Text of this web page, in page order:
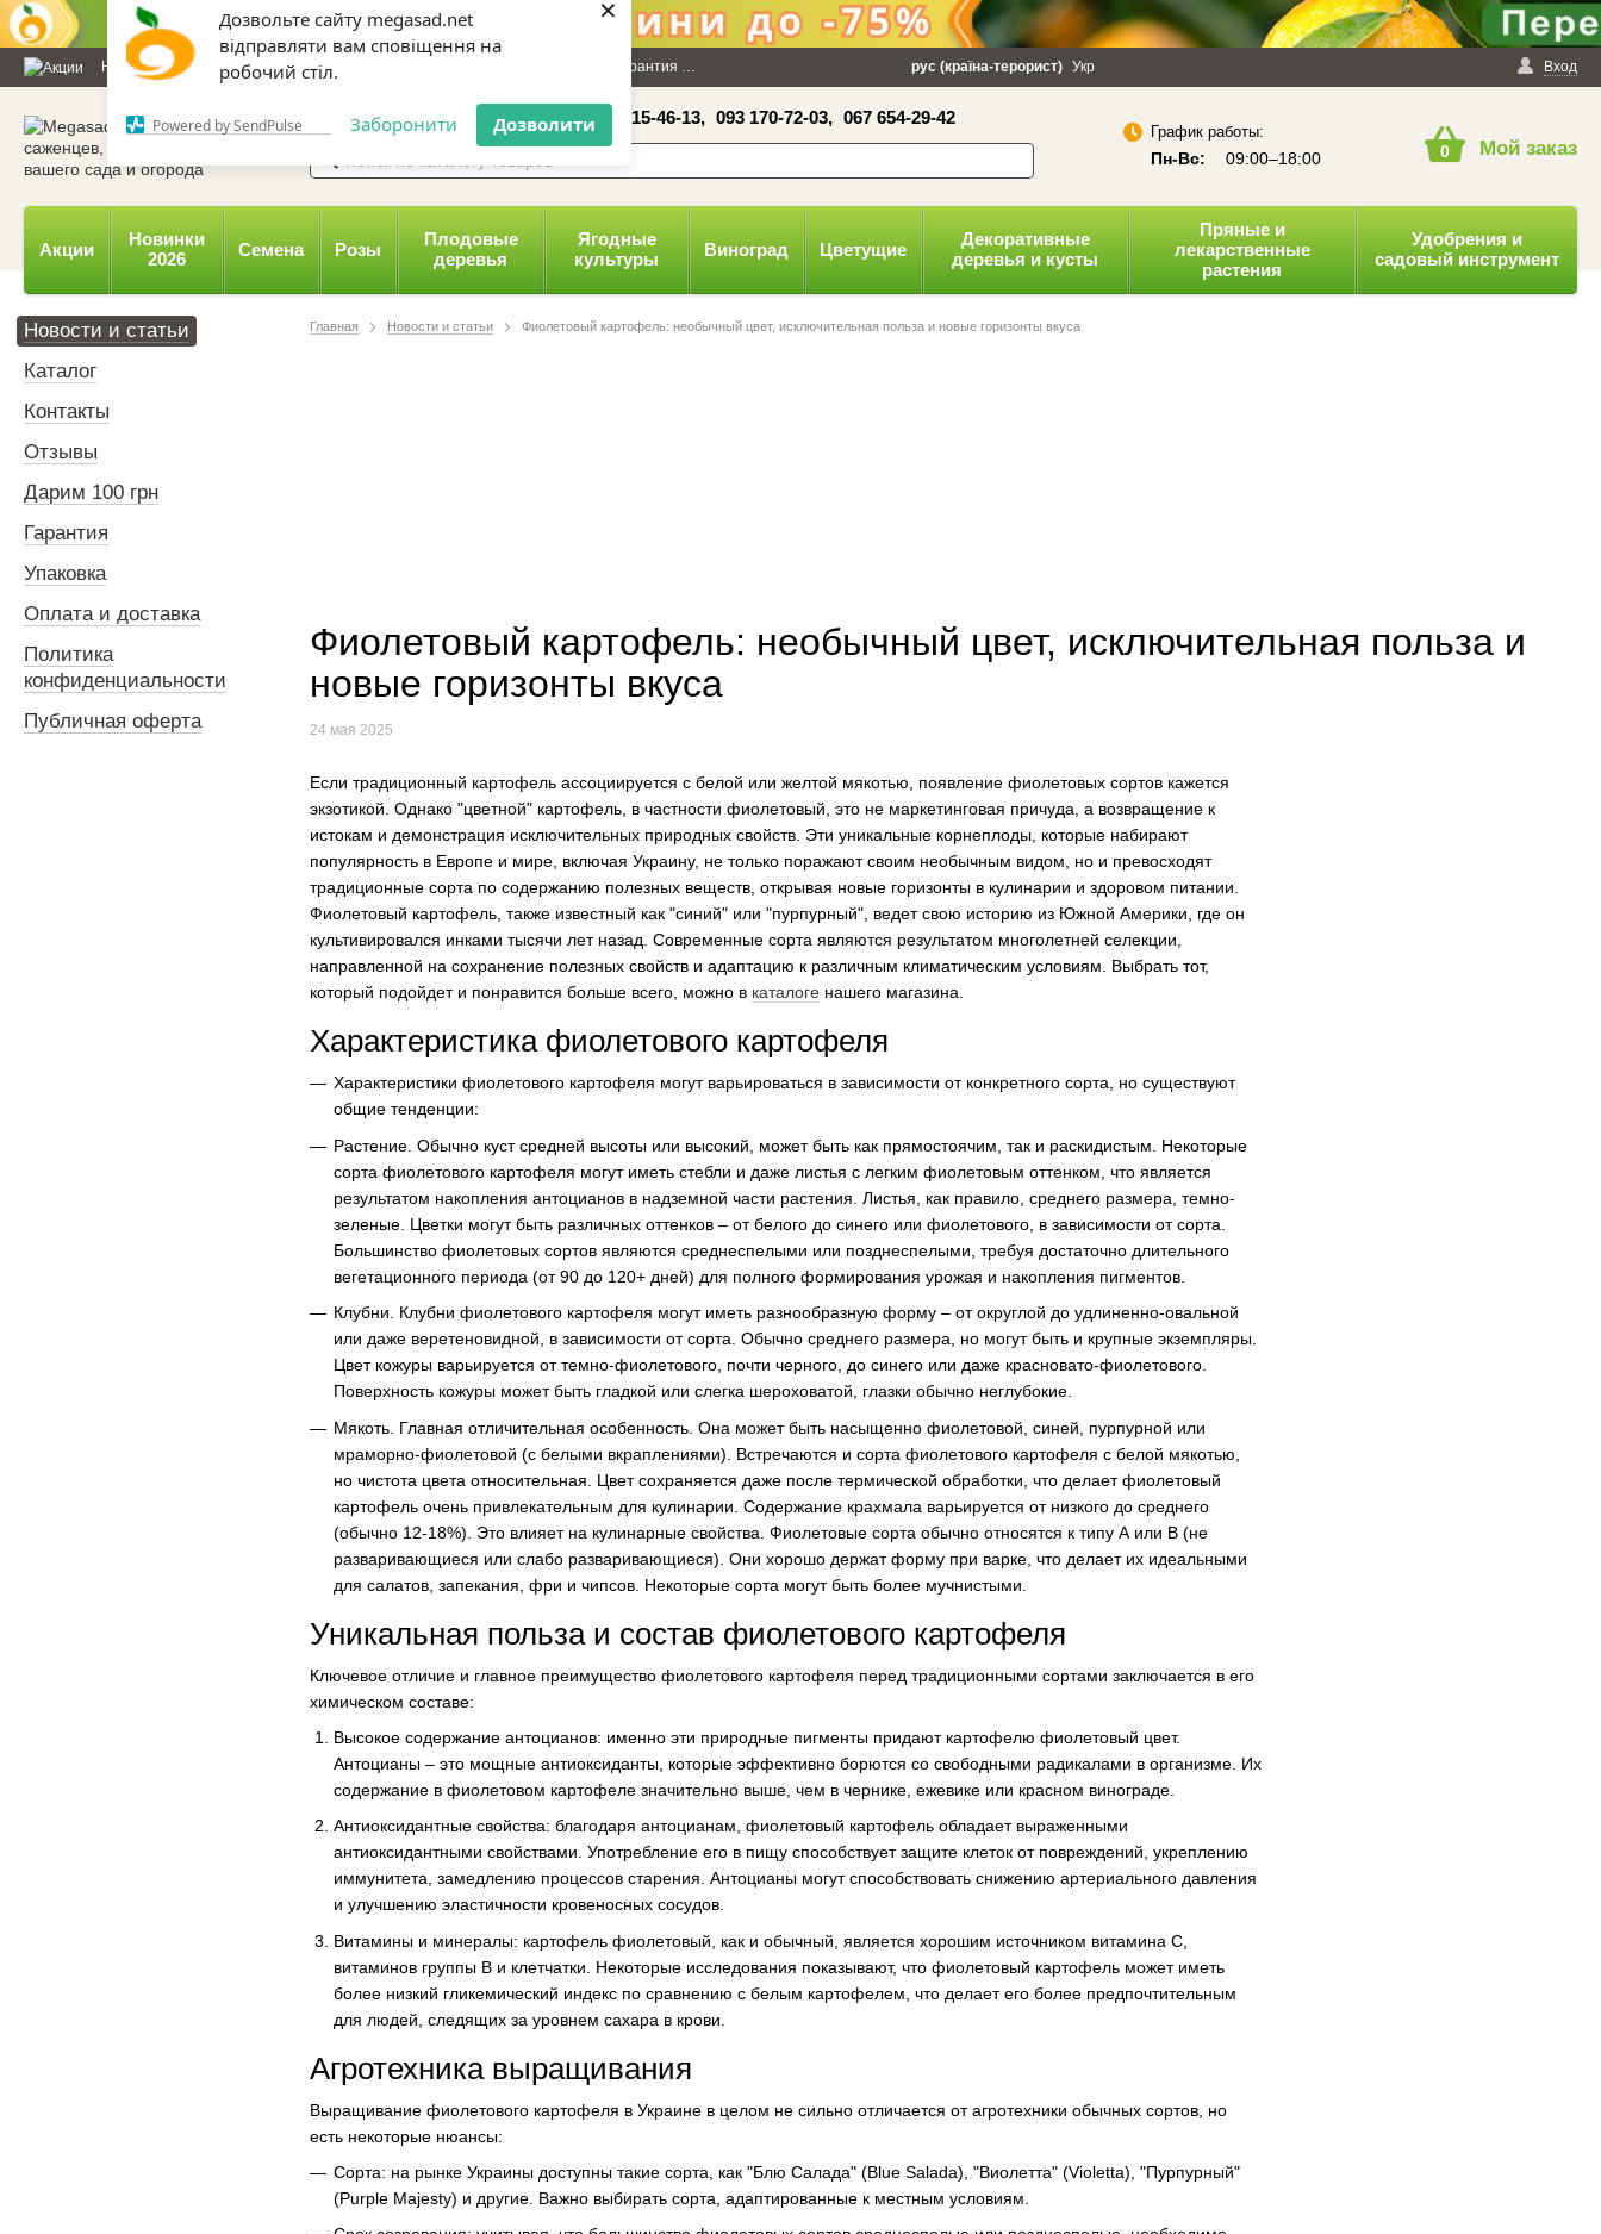
Дозвольте сайту megasad.net
відправляти вам сповіщення на
робочий стіл.
Powered by SendPulse Заборонити Дозволити
×
Новости и статьи Каталог Контакты Гарантия Оплата и доставка Политика конфиденциальности Вход
рус (країна-терорист) Укр
0 800 332-015, 067 654-16-41, 050 515-46-13, 093 170-72-03, 067 654-29-42
График работы:
Пн-Вс: 09:00–18:00 0 Мой заказ
Акции
Новинки
2026
Семена Розы
Плодовые
деревья
Ягодные
культуры
Виноград Цветущие
Декоративные
деревья и кусты
Пряные и
лекарственные
растения
Удобрения и
садовый инструмент
Главная Новости и статьи Фиолетовый картофель: необычный цвет, исключительная польза и новые горизонты вкуса
Фиолетовый картофель: необычный цвет, исключительная польза и
новые горизонты вкуса
24 мая 2025
Если традиционный картофель ассоциируется с белой или желтой мякотью, появление фиолетовых сортов кажется
экзотикой. Однако "цветной" картофель, в частности фиолетовый, это не маркетинговая причуда, а возвращение к
истокам и демонстрация исключительных природных свойств. Эти уникальные корнеплоды, которые набирают
популярность в Европе и мире, включая Украину, не только поражают своим необычным видом, но и превосходят
традиционные сорта по содержанию полезных веществ, открывая новые горизонты в кулинарии и здоровом питании.
Фиолетовый картофель, также известный как "синий" или "пурпурный", ведет свою историю из Южной Америки, где он
культивировался инками тысячи лет назад. Современные сорта являются результатом многолетней селекции,
направленной на сохранение полезных свойств и адаптацию к различным климатическим условиям. Выбрать тот,
который подойдет и понравится больше всего, можно в каталоге нашего магазина.
Характеристика фиолетового картофеля
Характеристики фиолетового картофеля могут варьироваться в зависимости от конкретного сорта, но существуют
общие тенденции:
Растение. Обычно куст средней высоты или высокий, может быть как прямостоячим, так и раскидистым. Некоторые
сорта фиолетового картофеля могут иметь стебли и даже листья с легким фиолетовым оттенком, что является
результатом накопления антоцианов в надземной части растения. Листья, как правило, среднего размера, темно-
зеленые. Цветки могут быть различных оттенков – от белого до синего или фиолетового, в зависимости от сорта.
Большинство фиолетовых сортов являются среднеспелыми или позднеспелыми, требуя достаточно длительного
вегетационного периода (от 90 до 120+ дней) для полного формирования урожая и накопления пигментов.
Клубни. Клубни фиолетового картофеля могут иметь разнообразную форму – от округлой до удлиненно-овальной
или даже веретеновидной, в зависимости от сорта. Обычно среднего размера, но могут быть и крупные экземпляры.
Цвет кожуры варьируется от темно-фиолетового, почти черного, до синего или даже красновато-фиолетового.
Поверхность кожуры может быть гладкой или слегка шероховатой, глазки обычно неглубокие.
Мякоть. Главная отличительная особенность. Она может быть насыщенно фиолетовой, синей, пурпурной или
мраморно-фиолетовой (с белыми вкраплениями). Встречаются и сорта фиолетового картофеля с белой мякотью,
но чистота цвета относительная. Цвет сохраняется даже после термической обработки, что делает фиолетовый
картофель очень привлекательным для кулинарии. Содержание крахмала варьируется от низкого до среднего
(обычно 12-18%). Это влияет на кулинарные свойства. Фиолетовые сорта обычно относятся к типу А или В (не
разваривающиеся или слабо разваривающиеся). Они хорошо держат форму при варке, что делает их идеальными
для салатов, запекания, фри и чипсов. Некоторые сорта могут быть более мучнистыми.
Уникальная польза и состав фиолетового картофеля
Ключевое отличие и главное преимущество фиолетового картофеля перед традиционными сортами заключается в его
химическом составе:
Высокое содержание антоцианов: именно эти природные пигменты придают картофелю фиолетовый цвет.
Антоцианы – это мощные антиоксиданты, которые эффективно борются со свободными радикалами в организме. Их
содержание в фиолетовом картофеле значительно выше, чем в чернике, ежевике или красном винограде.
Антиоксидантные свойства: благодаря антоцианам, фиолетовый картофель обладает выраженными
антиоксидантными свойствами. Употребление его в пищу способствует защите клеток от повреждений, укреплению
иммунитета, замедлению процессов старения. Антоцианы могут способствовать снижению артериального давления
и улучшению эластичности кровеносных сосудов.
Витамины и минералы: картофель фиолетовый, как и обычный, является хорошим источником витамина С,
витаминов группы В и клетчатки. Некоторые исследования показывают, что фиолетовый картофель может иметь
более низкий гликемический индекс по сравнению с белым картофелем, что делает его более предпочтительным
для людей, следящих за уровнем сахара в крови.
Агротехника выращивания
Выращивание фиолетового картофеля в Украине в целом не сильно отличается от агротехники обычных сортов, но
есть некоторые нюансы:
Сорта: на рынке Украины доступны такие сорта, как "Блю Салада" (Blue Salada), "Виолетта" (Violetta), "Пурпурный"
(Purple Majesty) и другие. Важно выбирать сорта, адаптированные к местным условиям.
Новости и статьи
Каталог
Контакты
Отзывы
Дарим 100 грн
Гарантия
Упаковка
Оплата и доставка
Политика
конфиденциальности
Публичная оферта